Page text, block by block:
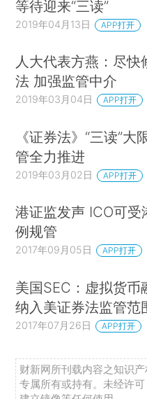
等待迎来“三读”
2019年04月13日 APP打开
人大代表方燕：尽快
法 加强监管中介
2019年03月04日 APP打开
《证券法》“三读”大
管全力推进
2019年03月02日 APP打开
港证监发声 ICO可受
例规管
2017年09月05日 APP打开
美国SEC：虚拟货币
纳入美证券法监管范
2017年07月26日 APP打开
财新网所刊载内容之知识
专属所有或持有。未经许